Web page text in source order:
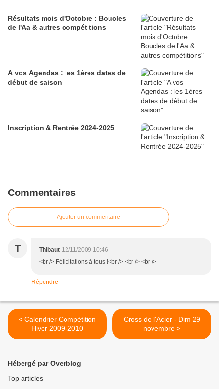
Résultats mois d'Octobre : Boucles
de l'Aa & autres compétitions
A vos Agendas : les 1ères dates de
début de saison
Inscription & Rentrée 2024-2025
Commentaires
Ajouter un commentaire
T Thibaut 12/11/2009 10:46
<br /> Félicitations à tous !<br /> <br /> <br />
Répondre
< Calendrier Compétition
Hiver 2009-2010
Cross de l'Acier - Dim 29
novembre >
Hébergé par Overblog
Top articles